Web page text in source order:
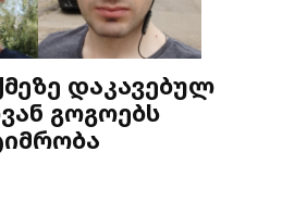
დაკავებულ
გოგოებს